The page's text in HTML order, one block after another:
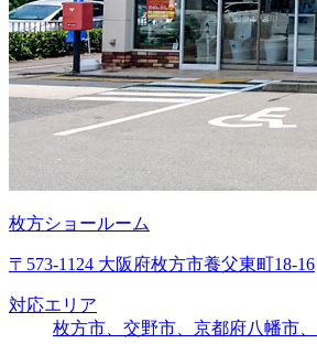
枚方ショールーム
〒573-1124 大阪府枚方市養父東町18-16
対応エリア
枚方市、交野市、京都府八幡市